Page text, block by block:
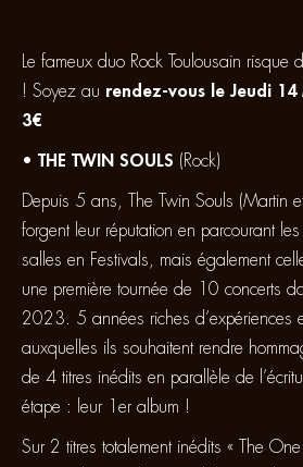
Le fameux duo Rock Toulousain risque
! Soyez au rendez-vous le Jeudi 14
3€
• THE TWIN SOULS (Rock)
Depuis 5 ans, The Twin Souls (Martin
forgent leur réputation en parcourant
salles en Festivals, mais également
une première tournée de 10 concerts
2023. 5 années riches d’expériences
auxquelles ils souhaitent rendre
de 4 titres inédits en parallèle de
étape : leur 1er album !
Sur 2 titres totalement inédits « The